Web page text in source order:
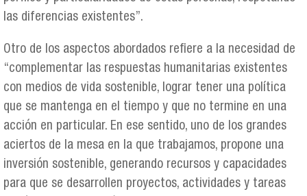
las diferencias existentes”.
Otro de los aspectos abordados refiere a la necesidad de
“complementar las respuestas humanitarias existentes
con medios de vida sostenible, lograr tener una política
que se mantenga en el tiempo y que no termine en una
acción en particular. En ese sentido, uno de los grandes
aciertos de la mesa en la que trabajamos, propone una
inversión sostenible, generando recursos y capacidades
para que se desarrollen proyectos, actividades y tareas